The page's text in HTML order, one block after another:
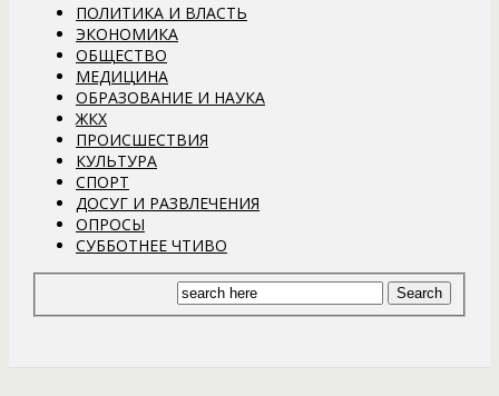
ПОЛИТИКА И ВЛАСТЬ
ЭКОНОМИКА
ОБЩЕСТВО
МЕДИЦИНА
ОБРАЗОВАНИЕ И НАУКА
ЖКХ
ПРОИСШЕСТВИЯ
КУЛЬТУРА
СПОРТ
ДОСУГ И РАЗВЛЕЧЕНИЯ
ОПРОСЫ
СУББОТНЕЕ ЧТИВО